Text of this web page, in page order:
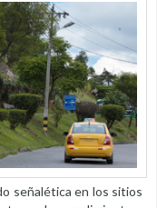
señalética en los sitios